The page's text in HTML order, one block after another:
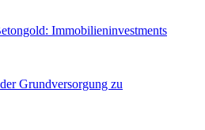
Immobilieninvestments
Grundversorgung zu